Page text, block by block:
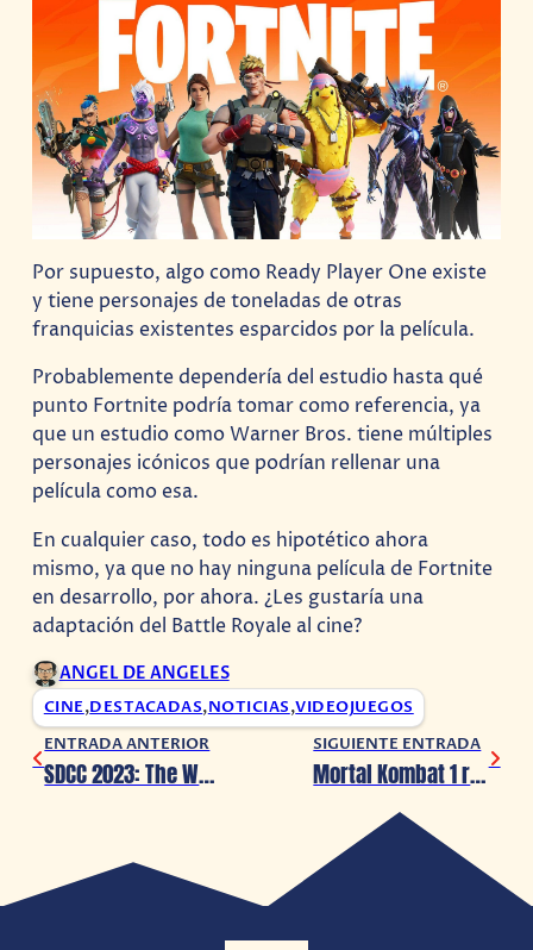
Por supuesto, algo como Ready Player One existe
y tiene personajes de toneladas de otras
franquicias existentes esparcidos por la película.
Probablemente dependería del estudio hasta qué
punto Fortnite podría tomar como referencia, ya
que un estudio como Warner Bros. tiene múltiples
personajes icónicos que podrían rellenar una
película como esa.
En cualquier caso, todo es hipotético ahora
mismo, ya que no hay ninguna película de Fortnite
en desarrollo, por ahora. ¿Les gustaría una
adaptación del Battle Royale al cine?
ANGEL DE ANGELES
CINE,DESTACADAS,NOTICIAS,VIDEOJUEGOS
ENTRADA ANTERIOR
SDCC 2023: The Walking Dead lanza el primer avance y nombre oficial de ‘Rick & Michonne’
SIGUIENTE ENTRADA
Mortal Kombat 1 revela más peleadores